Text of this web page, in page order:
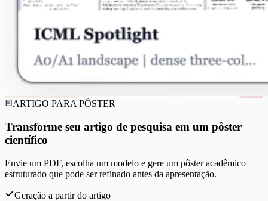
ARTIGO PARA PÔSTER
Transforme seu artigo de pesquisa em um pôster
científico
Envie um PDF, escolha um modelo e gere um pôster acadêmico
estruturado que pode ser refinado antes da apresentação.
Geração a partir do artigo